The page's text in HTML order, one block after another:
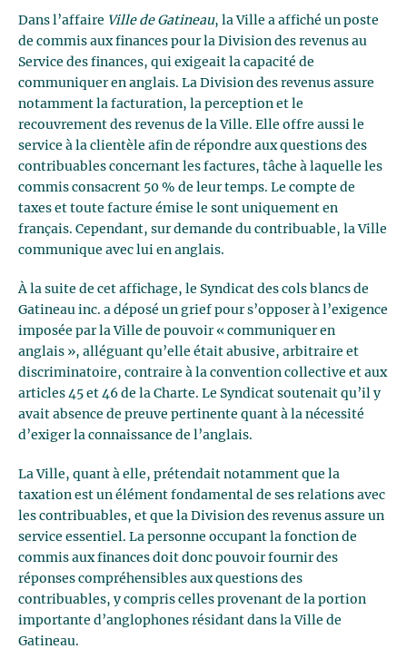
Dans l’affaire Ville de Gatineau, la Ville a affiché un poste
de commis aux finances pour la Division des revenus au
Service des finances, qui exigeait la capacité de
communiquer en anglais. La Division des revenus assure
notamment la facturation, la perception et le
recouvrement des revenus de la Ville. Elle offre aussi le
service à la clientèle afin de répondre aux questions des
contribuables concernant les factures, tâche à laquelle les
commis consacrent 50 % de leur temps. Le compte de
taxes et toute facture émise le sont uniquement en
français. Cependant, sur demande du contribuable, la Ville
communique avec lui en anglais.
À la suite de cet affichage, le Syndicat des cols blancs de
Gatineau inc. a déposé un grief pour s’opposer à l’exigence
imposée par la Ville de pouvoir « communiquer en
anglais », alléguant qu’elle était abusive, arbitraire et
discriminatoire, contraire à la convention collective et aux
articles 45 et 46 de la Charte. Le Syndicat soutenait qu’il y
avait absence de preuve pertinente quant à la nécessité
d’exiger la connaissance de l’anglais.
La Ville, quant à elle, prétendait notamment que la
taxation est un élément fondamental de ses relations avec
les contribuables, et que la Division des revenus assure un
service essentiel. La personne occupant la fonction de
commis aux finances doit donc pouvoir fournir des
réponses compréhensibles aux questions des
contribuables, y compris celles provenant de la portion
importante d’anglophones résidant dans la Ville de
Gatineau.